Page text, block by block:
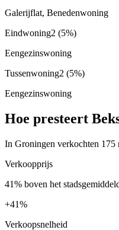
Galerijflat, Benedenwoning
Eindwoning2 (5%)
Eengezinswoning
Tussenwoning2 (5%)
Eengezinswoning
Hoe presteert
In Groningen verkochten 175
Verkoopprijs
41% boven het
+41%
Verkoopsnelheid